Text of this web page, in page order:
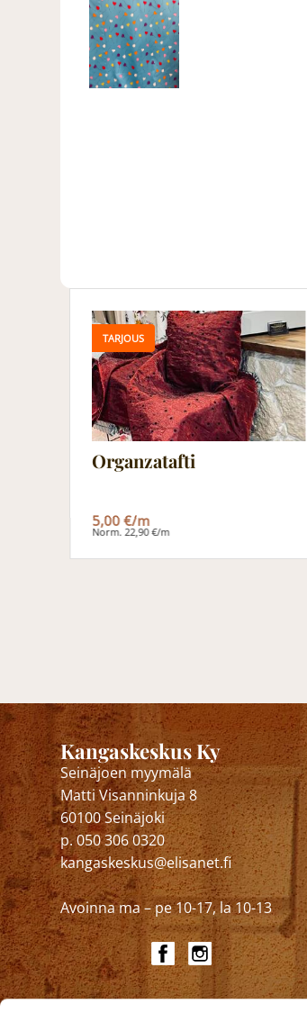
TARJOUS
Organzatafti
5,00 €/m
Norm. 22,90 €/m
Kangaskeskus Ky
Seinäjoen myymälä
Matti Visanninkuja 8
60100 Seinäjoki
p. 050 306 0320
kangaskeskus@elisanet.fi
Avoinna ma – pe 10-17, la 10-13